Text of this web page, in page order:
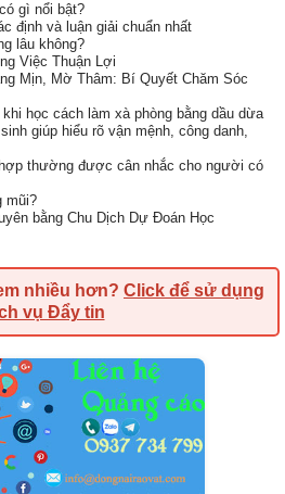
gì nổi bật?
định và luận giải chuẩn nhất
lâu không?
Việc Thuận Lợi
Mịn, Mờ Thâm: Bí Quyết Chăm Sóc
học cách làm xà phòng bằng dầu dừa
giúp hiểu rõ vận mệnh, công danh,
thường được cân nhắc cho người có
mũi?
bằng Chu Dịch Dự Đoán Học
nhiều hơn? Click để sử dụng
vụ Đẩy tin